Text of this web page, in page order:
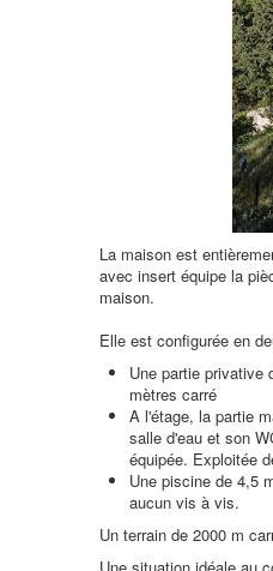
La maison est
avec insert équipe la
maison.
Elle est configurée en
Une partie privative
mètres carré
A l'étage, la partie
salle d'eau et son
équipée. Exploitée
Une piscine de 4,5
aucun vis à vis.
Un terrain de 2000 m